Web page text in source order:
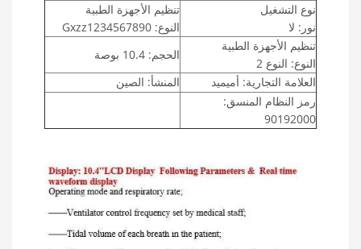
نوع التشغيل
نور: لا
تنظيم الأجهزة الطبية
النوع: Gxzz1234567890
تنظيم الأجهزة الطبية
النوع: النوع 2
الحجم: 10.4 بوصة
العلامة التجارية: أميميد
المنشأ: الصين
رمز النظام المنسق:
90192000